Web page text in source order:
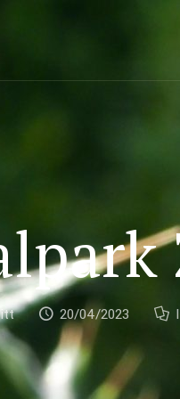
20/04/2023